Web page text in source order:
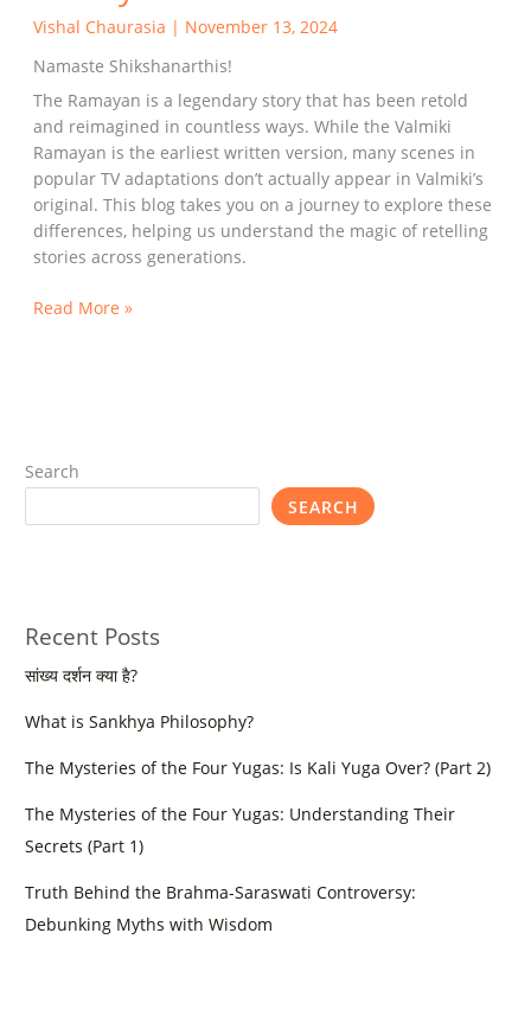
Vishal Chaurasia | November 13, 2024
Namaste Shikshanarthis!
The Ramayan is a legendary story that has been retold
and reimagined in countless ways. While the Valmiki
Ramayan is the earliest written version, many scenes in
popular TV adaptations don’t actually appear in Valmiki’s
original. This blog takes you on a journey to explore these
differences, helping us understand the magic of retelling
stories across generations.
Read More »
Search
SEARCH
Recent Posts
सांख्य दर्शन क्या है?
What is Sankhya Philosophy?
The Mysteries of the Four Yugas: Is Kali Yuga Over? (Part 2)
The Mysteries of the Four Yugas: Understanding Their
Secrets (Part 1)
Truth Behind the Brahma-Saraswati Controversy:
Debunking Myths with Wisdom